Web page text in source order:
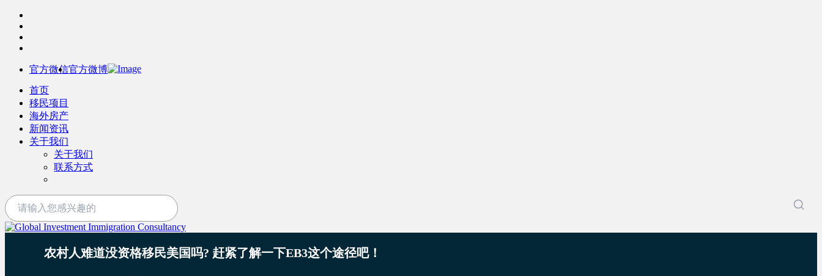
官方微信官方微博
首页
移民项目
海外房产
新闻资讯
关于我们
关于我们
联系方式
农村人难道没资格移民美国吗? 赶紧了解一下EB3这个途径吧！